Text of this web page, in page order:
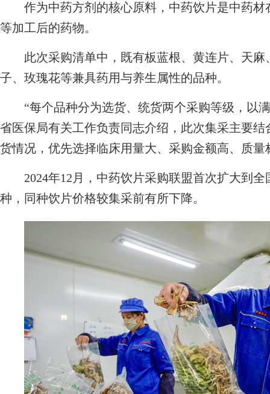
作为中药方剂的核心原料，中药饮片是中药材
等加工后的药物。
此次采购清单中，既有板蓝根、黄连片、天麻
子、玫瑰花等兼具药用与养生属性的品种。
“每个品种分为选货、统货两个采购等级，以满
省医保局有关工作负责同志介绍，此次集采主要
货情况，优先选择临床用量大、采购金额高、质
2024年12月，中药饮片采购联盟首次扩大到全
种，同种饮片价格较集采前有所下降。